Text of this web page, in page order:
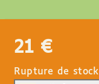
21 €
Rupture de stock